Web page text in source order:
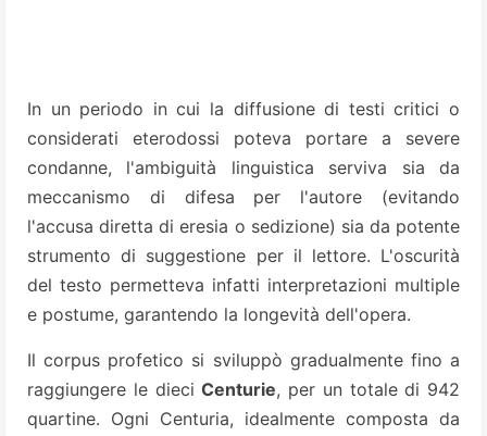
In un periodo in cui la diffusione di testi critici o
considerati eterodossi poteva portare a severe
condanne, l'ambiguità linguistica serviva sia da
meccanismo di difesa per l'autore (evitando
l'accusa diretta di eresia o sedizione) sia da potente
strumento di suggestione per il lettore. L'oscurità
del testo permetteva infatti interpretazioni multiple
e postume, garantendo la longevità dell'opera.
Il corpus profetico si sviluppò gradualmente fino a
raggiungere le dieciCenturie, per un totale di 942
quartine. Ogni Centuria, idealmente composta da